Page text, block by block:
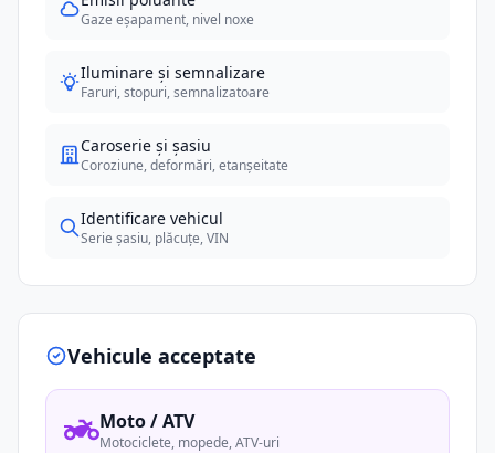
Gaze eșapament, nivel noxe
Iluminare și semnalizare
Faruri, stopuri, semnalizatoare
Caroserie și șasiu
Coroziune, deformări, etanșeitate
Identificare vehicul
Serie șasiu, plăcuțe, VIN
Vehicule acceptate
Moto / ATV
Motociclete, mopede, ATV-uri